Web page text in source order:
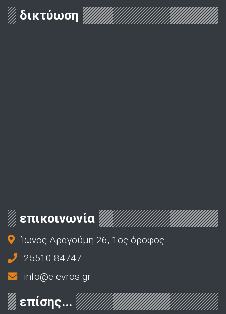
δικτύωση
επικοινωνία
Ίωνος Δραγούμη 26, 1ος όροφος
25510 84747
info@e-evros.gr
επίσης...